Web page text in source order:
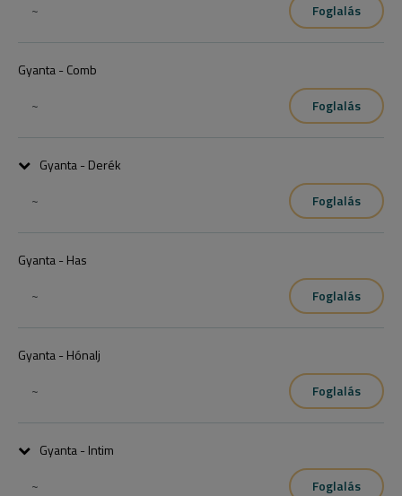
~
Foglalás
Gyanta - Comb
~
Foglalás
Gyanta - Derék
~
Foglalás
Gyanta - Has
~
Foglalás
Gyanta - Hónalj
~
Foglalás
Gyanta - Intim
~
Foglalás